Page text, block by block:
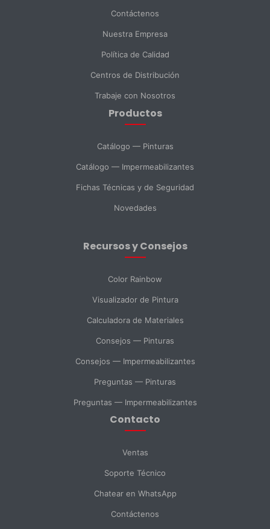
SELECCIONAR DEPARTAMENTO
Soporte Técnico Compras
Consulta General
Enviar Mensaje
Contáctenos
Nuestra Empresa
Política de Calidad
Centros de Distribución
Trabaje con Nosotros
Productos
Catálogo — Pinturas
Catálogo — Impermeabilizantes
Fichas Técnicas y de Seguridad
Novedades
Recursos y Consejos
Color Rainbow
Visualizador de Pintura
Calculadora de Materiales
Consejos — Pinturas
Consejos — Impermeabilizantes
Preguntas — Pinturas
Preguntas — Impermeabilizantes
Contacto
Ventas
Soporte Técnico
Chatear en WhatsApp
Contáctenos